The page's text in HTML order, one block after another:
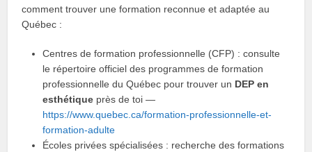
comment trouver une formation reconnue et adaptée au
Québec :
Centres de formation professionnelle (CFP) : consulte
le répertoire officiel des programmes de formation
professionnelle du Québec pour trouver un DEP en
esthétique près de toi —
https://www.quebec.ca/formation-professionnelle-et-
formation-adulte
Écoles privées spécialisées : recherche des formations